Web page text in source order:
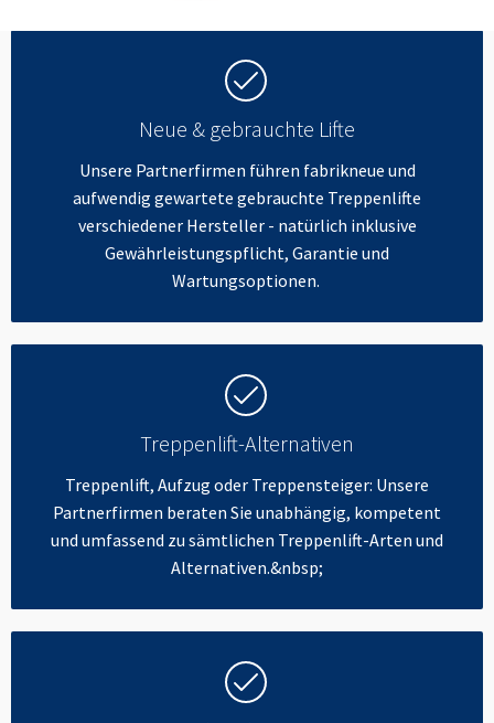
Neue & gebrauchte Lifte
Unsere Partnerfirmen führen fabrikneue und
aufwendig gewartete gebrauchte Treppenlifte
verschiedener Hersteller - natürlich inklusive
Gewährleistungspflicht, Garantie und
Wartungsoptionen.
Treppenlift-Alternativen
Treppenlift, Aufzug oder Treppensteiger: Unsere
Partnerfirmen beraten Sie unabhängig, kompetent
und umfassend zu sämtlichen Treppenlift-Arten und
Alternativen.&nbsp;